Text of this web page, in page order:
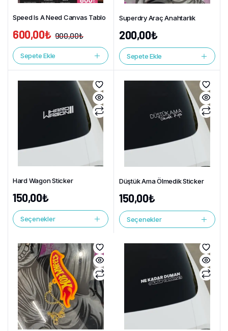
Speed Is A Need Canvas Tablo
900,00₺
600,00₺
Sepete Ekle
Superdry Araç Anahtarlık
200,00₺
Sepete Ekle
Hard Wagon Sticker
150,00₺
Seçenekler
Düştük Ama Ölmedik Sticker
150,00₺
Seçenekler